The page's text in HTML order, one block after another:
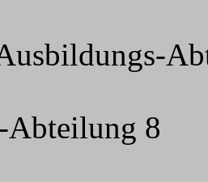
Abteilung 8